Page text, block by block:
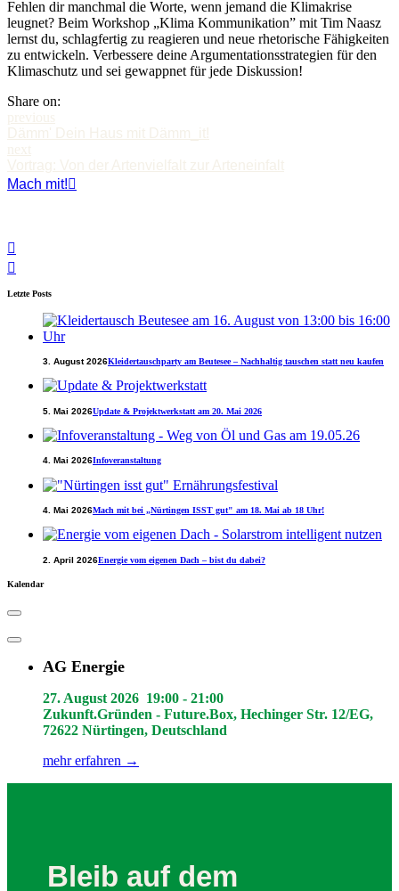
Fehlen dir manchmal die Worte, wenn jemand die Klimakrise
leugnet? Beim Workshop „Klima Kommunikation” mit Tim Naasz
lernst du, schlagfertig zu reagieren und neue rhetorische Fähigkeiten
zu entwickeln. Verbessere deine Argumentationsstrategien für den
Klimaschutz und sei gewappnet für jede Diskussion!
Share on:
previous
Dämm' Dein Haus mit Dämm_it!
next
Vortrag: Von der Artenvielfalt zur Arteneinfalt
Mach mit!
Letzte Posts
3. August 2026Kleidertauschparty am Beutesee – Nachhaltig tauschen statt neu kaufen
5. Mai 2026Update & Projektwerkstatt am 20. Mai 2026
4. Mai 2026Infoveranstaltung
4. Mai 2026Mach mit bei „Nürtingen ISST gut" am 18. Mai ab 18 Uhr!
2. April 2026Energie vom eigenen Dach – bist du dabei?
Kalendar
AG Energie
27. August 2026 19:00 - 21:00
Zukunft.Gründen - Future.Box, Hechinger Str. 12/EG,
72622 Nürtingen, Deutschland
mehr erfahren →